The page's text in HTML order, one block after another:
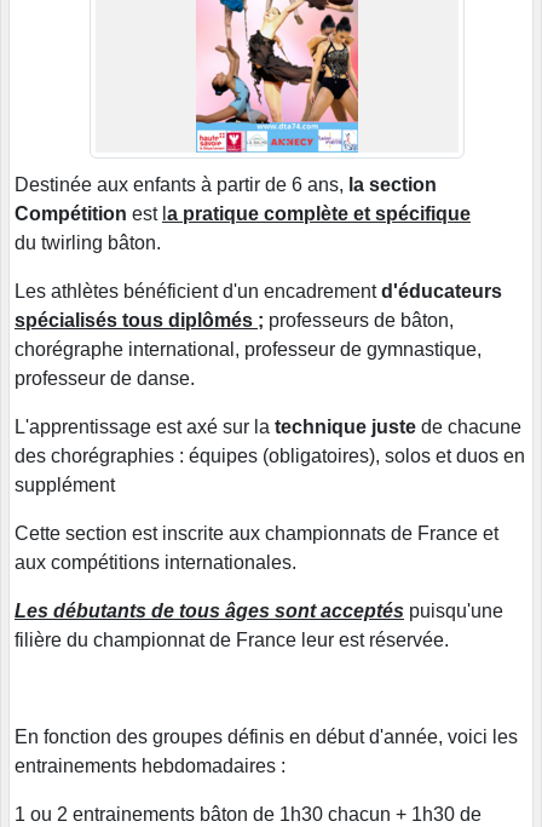
Destinée aux enfants à partir de 6 ans, la section
Compétition est a pratique complète et spécifique
du twirling bâton.
Les athlètes bénéficient d'un encadrementd'éducateurs
spécialisés tous diplômés ; professeurs de bâton,
chorégraphe international, professeur de gymnastique,
professeur de danse.
L'apprentissage est axé sur la technique juste de chacune
des chorégraphies : équipes (obligatoires), solos et duos en
supplément
Cette section est inscrite aux championnats de France et
aux compétitions internationales.
Les débutants de tous âges sont acceptés puisqu'une
filière du championnat de France leur est réservée.
En fonction des groupes définis en début d'année, voici les
entrainements hebdomadaires :
1 ou 2 entrainements bâton de 1h30 chacun + 1h30 de